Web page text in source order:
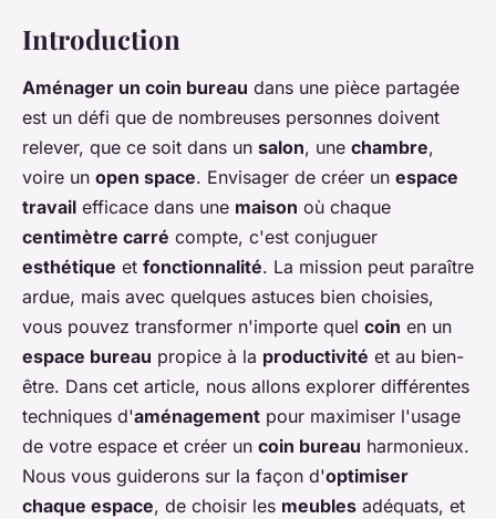
Quelles techniques pour
aménager un coin bureau
dans une pièce partagée ?
Célia 8 min de lecture
Introduction
Aménager un coin bureau dans une pièce partagée
est un défi que de nombreuses personnes doivent
relever, que ce soit dans un salon, une chambre,
voire un open space. Envisager de créer un espace
travail efficace dans une maison où chaque
centimètre carré compte, c'est conjuguer
esthétique et fonctionnalité. La mission peut paraître
ardue, mais avec quelques astuces bien choisies,
vous pouvez transformer n'importe quel coin en un
espace bureau propice à la productivité et au bien-
être. Dans cet article, nous allons explorer différentes
techniques d'aménagement pour maximiser l'usage
de votre espace et créer un coin bureau harmonieux.
Nous vous guiderons sur la façon d'optimiser
chaque espace, de choisir les meubles adéquats, et